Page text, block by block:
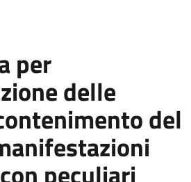
per
delle
del